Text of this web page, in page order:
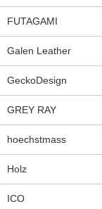
FUTAGAMI
Galen Leather
GeckoDesign
GREY RAY
hoechstmass
Holz
ICO